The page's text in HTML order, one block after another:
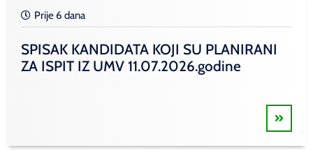
Prije 6 dana
SPISAK KANDIDATA KOJI SU PLANIRANI
ZA ISPIT IZ UMV 11.07.2026.godine